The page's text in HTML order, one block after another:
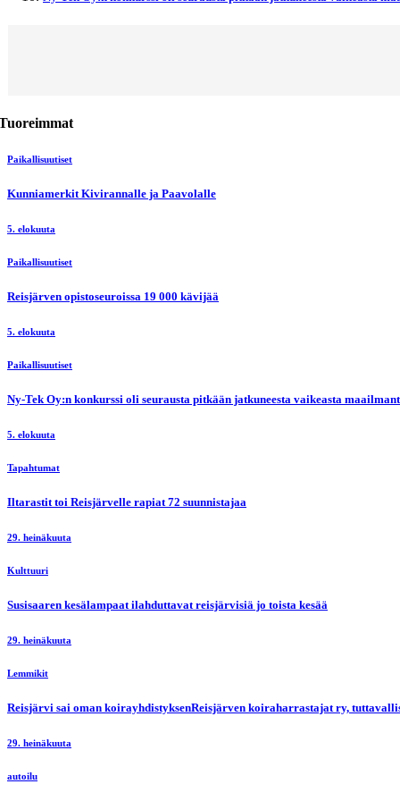
Paikallisuutiset
Kunniamerkit Kivirannalle ja Paavolalle
5. elokuuta
Paikallisuutiset
Reisjärven opistoseuroissa 19 000 kävijää
5. elokuuta
Paikallisuutiset
Ny-Tek Oy:n konkurssi oli seurausta pitkään jatkuneesta vaikeasta
5. elokuuta
Tapahtumat
Iltarastit toi Reisjärvelle rapiat 72 suunnistajaa
29. heinäkuuta
Kulttuuri
Susisaaren kesälampaat ilahduttavat reisjärvisiä jo toista kesää
29. heinäkuuta
Lemmikit
Reisjärvi sai oman koirayhdistyksenReisjärven koiraharrastajat ry,
29. heinäkuuta
autoilu